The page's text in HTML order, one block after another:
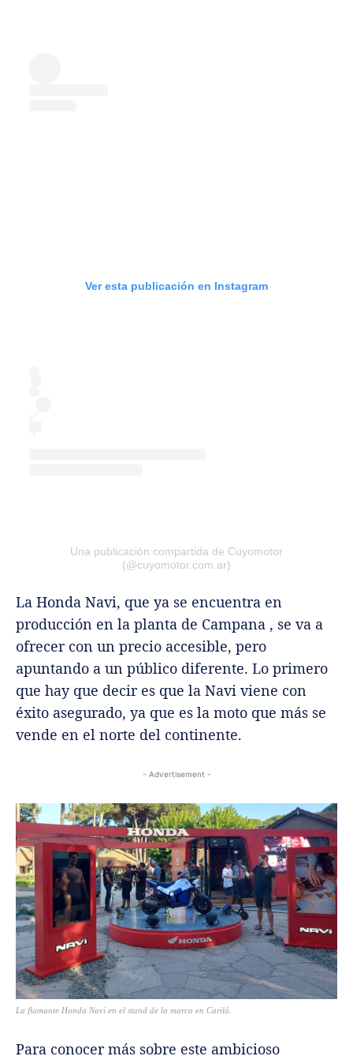
Ver esta publicación en Instagram
Una publicación compartida de Cuyomotor
(@cuyomotor.com.ar)
La Honda Navi, que ya se encuentra en
producción en la planta de Campana , se va a
ofrecer con un precio accesible, pero
apuntando a un público diferente. Lo primero
que hay que decir es que la Navi viene con
éxito asegurado, ya que es la moto que más se
vende en el norte del continente.
- Advertisement -
La flamante Honda Navi en el stand de la marca en Cariló.
Para conocer más sobre este ambicioso